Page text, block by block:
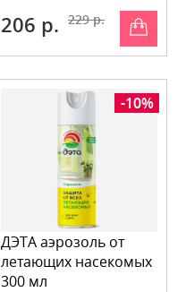
206 р. 229 р.
-10%
ДЭТА аэрозоль от
летающих насекомых
300 мл